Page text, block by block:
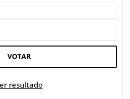
VOTAR
resultado